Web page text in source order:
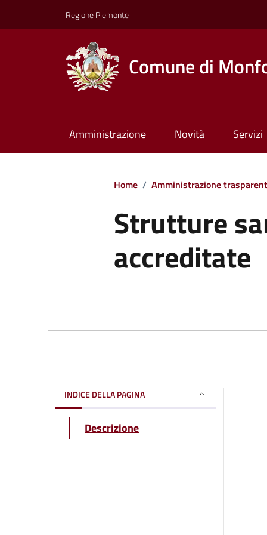
Regione Piemonte
Comune di
Amministrazione Novità Servizi
Home / Amministrazione
Strutture
accreditate
INDICE DELLA PAGINA
Descrizione